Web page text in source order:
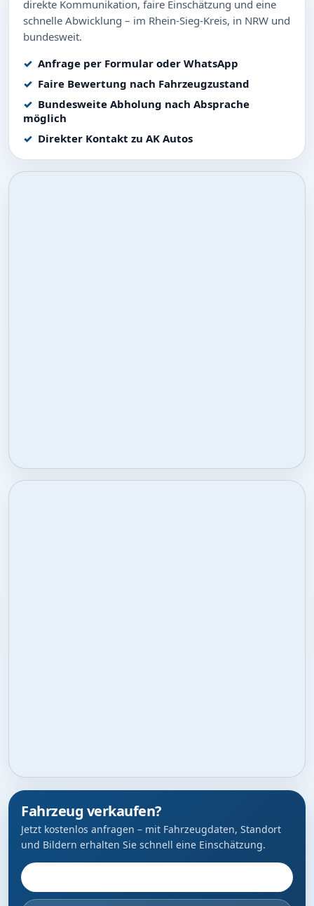
direkte Kommunikation, faire Einschätzung und eine
schnelle Abwicklung – im Rhein-Sieg-Kreis, in NRW und
bundesweit.
Anfrage per Formular oder WhatsApp
Faire Bewertung nach Fahrzeugzustand
Bundesweite Abholung nach Absprache
möglich
Direkter Kontakt zu AK Autos
Fahrzeug verkaufen?
Jetzt kostenlos anfragen – mit Fahrzeugdaten, Standort
und Bildern erhalten Sie schnell eine Einschätzung.